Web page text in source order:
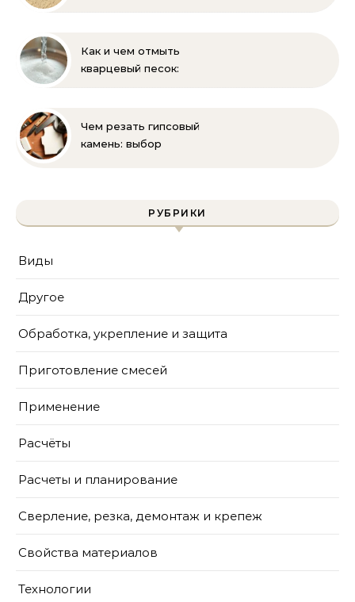
Как и чем отмыть
кварцевый песок:
Чем резать гипсовый
камень: выбор
РУБРИКИ
Виды
Другое
Обработка, укрепление и защита
Приготовление смесей
Применение
Расчёты
Расчеты и планирование
Сверление, резка, демонтаж и крепеж
Свойства материалов
Технологии